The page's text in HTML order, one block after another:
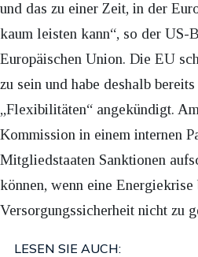
und das zu einer Zeit, in der
kaum leisten kann“, so der US-
Europäischen Union. Die EU
zu sein und habe deshalb
„Flexibilitäten“ angekündigt.
Kommission in einem internen
Mitgliedstaaten Sanktionen
können, wenn eine Energiekrise
Versorgungssicherheit nicht zu
LESEN SIE AUCH: